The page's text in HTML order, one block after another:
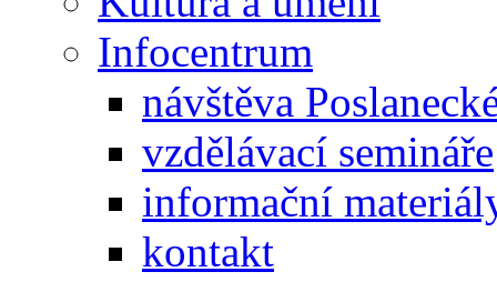
Infocentrum
návštěva
vzdělávací semináře
informační
kontakt